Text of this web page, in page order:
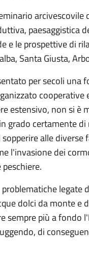
paesaggistica
e le prospettive di
Santa Giusta,
per secoli una
cooperative
estensivo, non si
grado certamente
alle diverse
l'invasione dei
legate
dolci da monte e
sempre più a fondo
di